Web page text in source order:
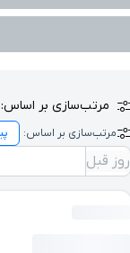
مرتب‌سازی بر اساس:
مرتب‌سازی بر اساس:
روز قبل